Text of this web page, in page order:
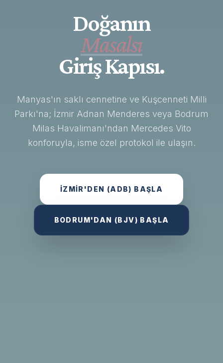
Doğanın
Masalsı
Giriş Kapısı.
Manyas'ın saklı cennetine ve Kuşcenneti Milli
Parkı'na; İzmir Adnan Menderes veya Bodrum
Milas Havalimanı'ndan Mercedes Vito
konforuyla, isme özel protokol ile ulaşın.
İZMIR'DEN (ADB) BAŞLA
BODRUM'DAN (BJV) BAŞLA